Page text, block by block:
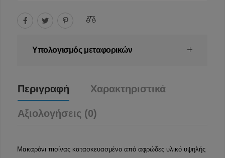
Υπολογισμός μεταφορικών
Περιγραφή Χαρακτηριστικά
Αξιολογήσεις (0)
Μακαρόνι πισίνας κατασκευασμένο από αφρώδες υλικό υψηλής